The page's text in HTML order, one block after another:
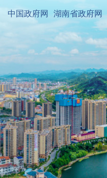
中国政府网 湖南省政府网